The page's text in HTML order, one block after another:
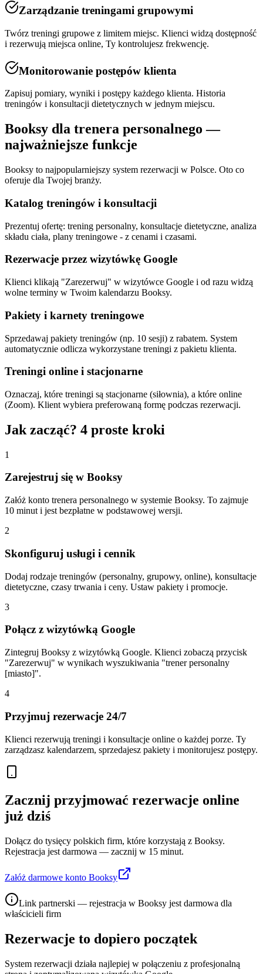
Zarządzanie treningami grupowymi
Twórz treningi grupowe z limitem miejsc. Klienci widzą dostępność
i rezerwują miejsca online, Ty kontrolujesz frekwencję.
Monitorowanie postępów klienta
Zapisuj pomiary, wyniki i postępy każdego klienta. Historia
treningów i konsultacji dietetycznych w jednym miejscu.
Booksy dla trenera personalnego —
najważniejsze funkcje
Booksy to najpopularniejszy system rezerwacji w Polsce. Oto co
oferuje dla Twojej branży.
Katalog treningów i konsultacji
Prezentuj ofertę: trening personalny, konsultacje dietetyczne, analiza
składu ciała, plany treningowe - z cenami i czasami.
Rezerwacje przez wizytówkę Google
Klienci klikają "Zarezerwuj" w wizytówce Google i od razu widzą
wolne terminy w Twoim kalendarzu Booksy.
Pakiety i karnety treningowe
Sprzedawaj pakiety treningów (np. 10 sesji) z rabatem. System
automatycznie odlicza wykorzystane treningi z pakietu klienta.
Treningi online i stacjonarne
Oznaczaj, które treningi są stacjonarne (siłownia), a które online
(Zoom). Klient wybiera preferowaną formę podczas rezerwacji.
Jak zacząć? 4 proste kroki
1
Zarejestruj się w Booksy
Załóż konto trenera personalnego w systemie Booksy. To zajmuje
10 minut i jest bezpłatne w podstawowej wersji.
2
Skonfiguruj usługi i cennik
Dodaj rodzaje treningów (personalny, grupowy, online), konsultacje
dietetyczne, czasy trwania i ceny. Ustaw pakiety i promocje.
3
Połącz z wizytówką Google
Zintegruj Booksy z wizytówką Google. Klienci zobaczą przycisk
"Zarezerwuj" w wynikach wyszukiwania "trener personalny
[miasto]".
4
Przyjmuj rezerwacje 24/7
Klienci rezerwują treningi i konsultacje online o każdej porze. Ty
zarządzasz kalendarzem, sprzedajesz pakiety i monitorujesz postępy.
Zacznij przyjmować rezerwacje online
już dziś
Dołącz do tysięcy polskich firm, które korzystają z Booksy.
Rejestracja jest darmowa — zacznij w 15 minut.
Załóż darmowe konto Booksy
Link partnerski — rejestracja w Booksy jest darmowa dla
właścicieli firm
Rezerwacje to dopiero początek
System rezerwacji działa najlepiej w połączeniu z profesjonalną